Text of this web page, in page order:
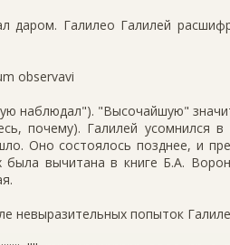
даром. Галилео Галилей
observavi
наблюдал"). "Высочайшую"
почему). Галилей
Оно состоялось позднее, и
была вычитана в книге Б.А.
невыразительных попыток